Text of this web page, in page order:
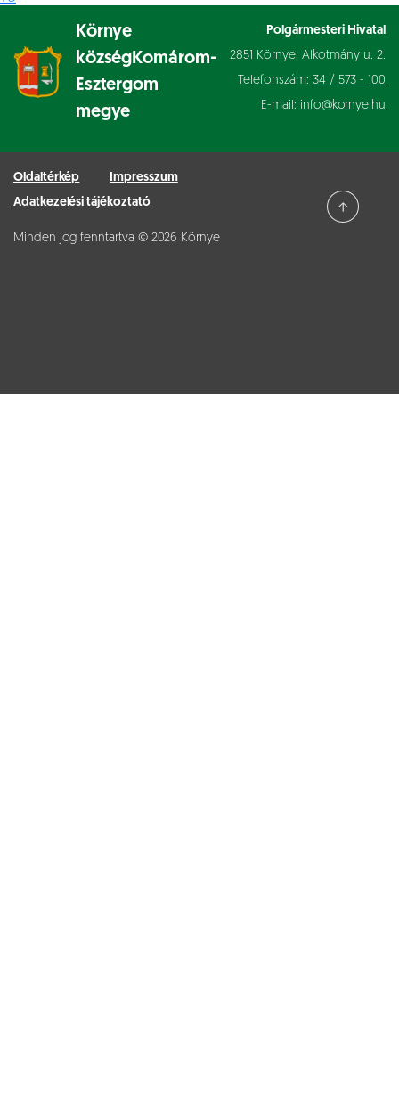
Környe
község Komárom-
Esztergom
megye
Polgármesteri Hivatal
2851 Környe, Alkotmány u. 2.
Telefonszám: 34 / 573 - 100
E-mail: info@kornye.hu
Oldaltérkép
Impresszum
Adatkezelési tájékoztató
Minden jog fenntartva © 2026 Környe